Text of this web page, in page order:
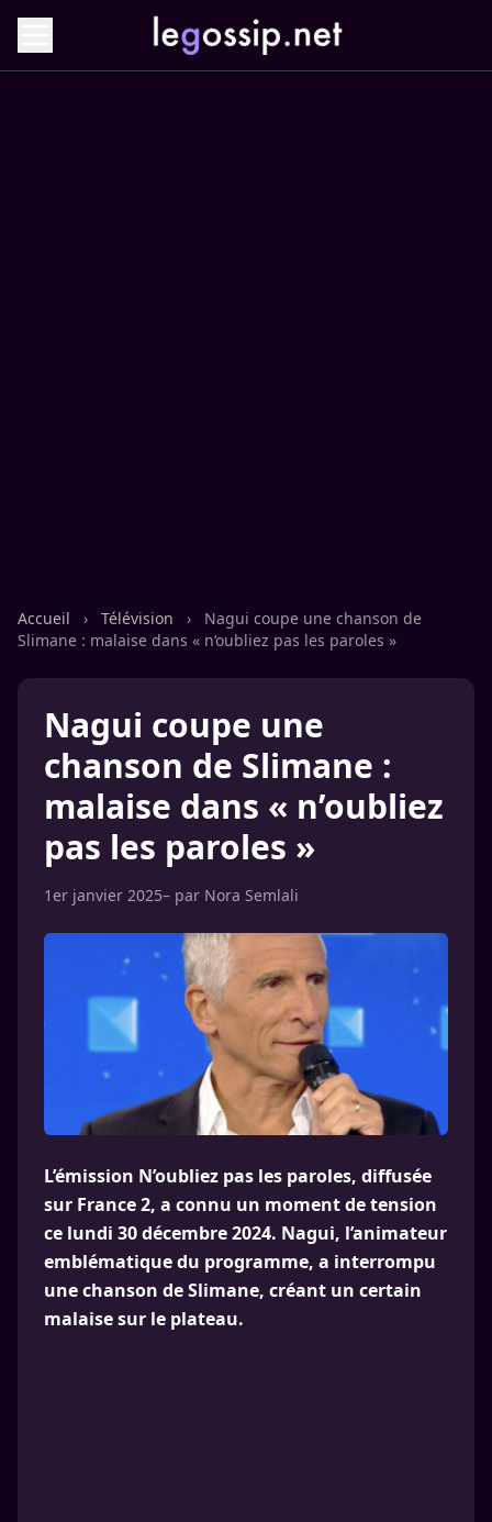
Accueil › Télévision ›
Nagui coupe une chanson de
Slimane : malaise dans « n’oubliez pas les paroles »
Nagui coupe une
chanson de Slimane :
malaise dans « n’oubliez
pas les paroles »
1er janvier 2025– par Nora Semlali
L’émission N’oubliez pas les paroles, diffusée
sur France 2, a connu un moment de tension
ce lundi 30 décembre 2024. Nagui, l’animateur
emblématique du programme, a interrompu
une chanson de Slimane, créant un certain
malaise sur le plateau.